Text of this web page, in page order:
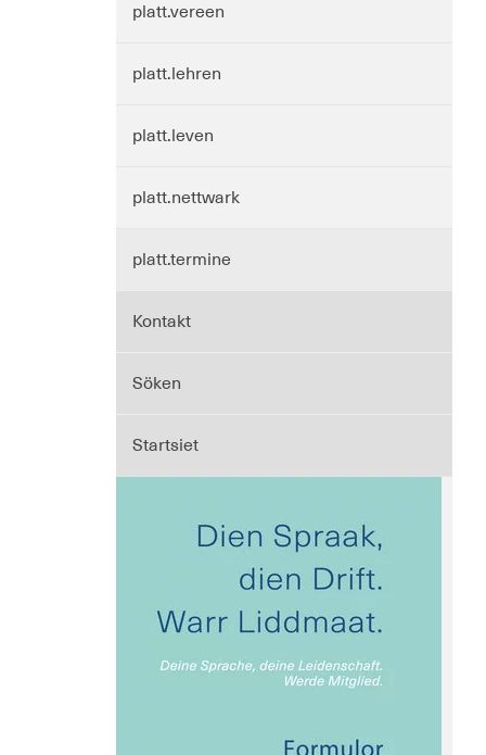
platt.vereen
platt.lehren
platt.leven
platt.nettwark
platt.termine
Kontakt
Söken
Startsiet